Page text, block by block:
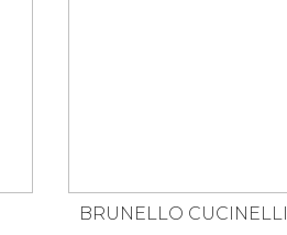
BRUNELLO CUCINELLI